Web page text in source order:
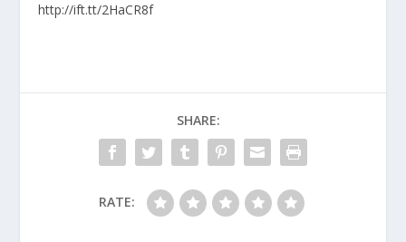
http://ift.tt/2HaCR8f
SHARE:
RATE: